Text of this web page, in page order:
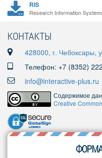
RIS
Research Information
КОНТАКТЫ
428000, г. Чебоксары,
Телефон: +7 (8352)
info@interactive-plus.ru
Содержимое
Creative